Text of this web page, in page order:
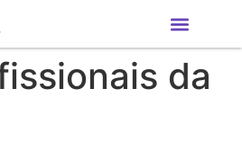
da